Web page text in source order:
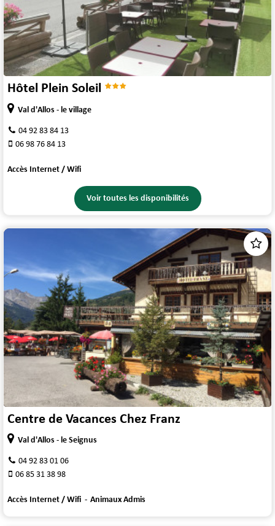
Hôtel Plein Soleil
Val d'Allos - le village
04 92 83 84 13
06 98 76 84 13
Accès Internet / Wifi
Voir toutes les disponibilités
Centre de Vacances Chez Franz
Val d'Allos - le Seignus
04 92 83 01 06
06 85 31 38 98
Accès Internet / Wifi Animaux Admis